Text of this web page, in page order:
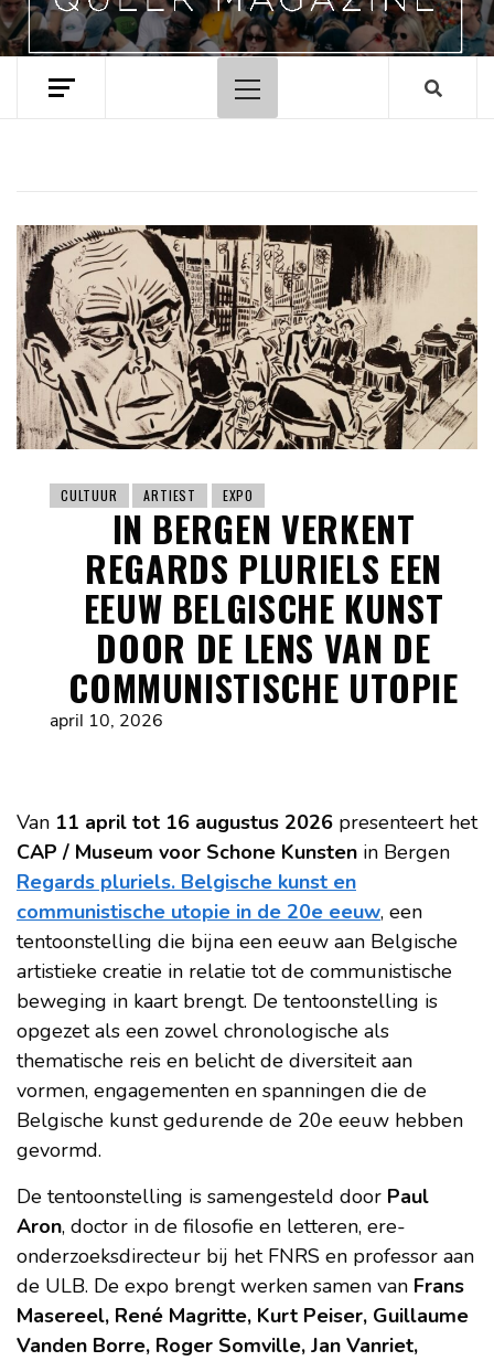
Hoofdmenu
CULTUUR ARTIEST EXPO
IN BERGEN VERKENT
REGARDS PLURIELS EEN
EEUW BELGISCHE KUNST
DOOR DE LENS VAN DE
COMMUNISTISCHE UTOPIE
april 10, 2026
Van 11 april tot 16 augustus 2026 presenteert het
CAP / Museum voor Schone Kunsten in Bergen
Regards pluriels. Belgische kunst en
communistische utopie in de 20e eeuw, een
tentoonstelling die bijna een eeuw aan Belgische
artistieke creatie in relatie tot de communistische
beweging in kaart brengt. De tentoonstelling is
opgezet als een zowel chronologische als
thematische reis en belicht de diversiteit aan
vormen, engagementen en spanningen die de
Belgische kunst gedurende de 20e eeuw hebben
gevormd.
De tentoonstelling is samengesteld door Paul
Aron, doctor in de filosofie en letteren, ere-
onderzoeksdirecteur bij het FNRS en professor aan
de ULB. De expo brengt werken samen van Frans
Masereel, René Magritte, Kurt Peiser, Guillaume
Vanden Borre, Roger Somville, Jan Vanriet,